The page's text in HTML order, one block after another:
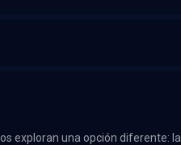
exploran una opción diferente: la